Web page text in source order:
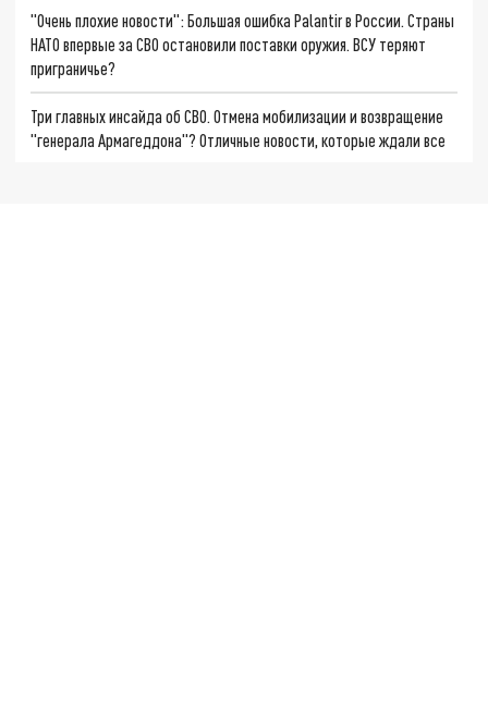
"Очень плохие новости": Большая ошибка Palantir в России. Страны
НАТО впервые за СВО остановили поставки оружия. ВСУ теряют
приграничье?
Три главных инсайда об СВО. Отмена мобилизации и возвращение
"генерала Армагеддона"? Отличные новости, которые ждали все